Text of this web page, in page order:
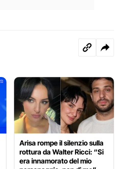
Arisa rompe il silenzio sulla
rottura da Walter Ricci: “Si
era innamorato del mio